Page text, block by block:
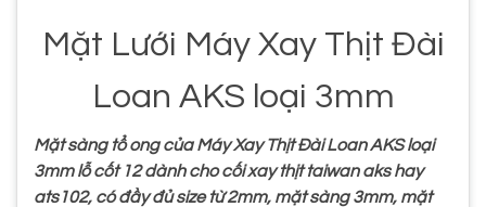
Mặt Lưới Máy Xay Thịt Đài
Loan AKS loại 3mm
Mặt sàng tổ ong của Máy Xay Thịt Đài Loan AKS loại
3mm lỗ cốt 12 dành cho cối xay thịt taiwan aks hay
ats102, có đầy đủ size từ 2mm, mặt sàng 3mm, mặt